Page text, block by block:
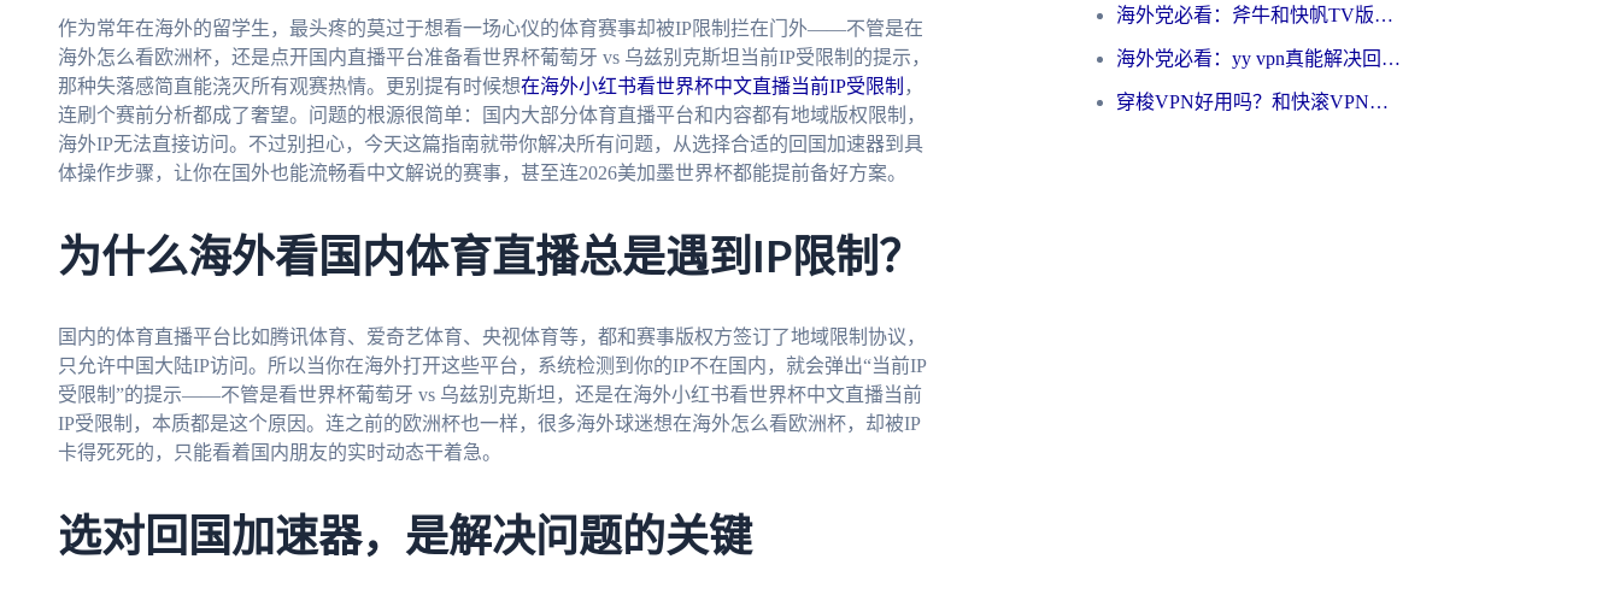
作为常年在海外的留学生，最头疼的莫过于想看一场心仪的体育赛事却被IP限制拦在门外——不管是在
海外怎么看欧洲杯，还是点开国内直播平台准备看世界杯葡萄牙 vs 乌兹别克斯坦当前IP受限制的提示，
那种失落感简直能浇灭所有观赛热情。更别提有时候想在海外小红书看世界杯中文直播当前IP受限制 ，
连刷个赛前分析都成了奢望。问题的根源很简单：国内大部分体育直播平台和内容都有地域版权限制，
海外IP无法直接访问。不过别担心，今天这篇指南就带你解决所有问题，从选择合适的回国加速器到具
体操作步骤，让你在国外也能流畅看中文解说的赛事，甚至连2026美加墨世界杯都能提前备好方案。
为什么海外看国内体育直播总是遇到IP限制？
国内的体育直播平台比如腾讯体育、爱奇艺体育、央视体育等，都和赛事版权方签订了地域限制协议，
只允许中国大陆IP访问。所以当你在海外打开这些平台，系统检测到你的IP不在国内，就会弹出“当前IP
受限制”的提示——不管是看世界杯葡萄牙 vs 乌兹别克斯坦，还是在海外小红书看世界杯中文直播当前
IP受限制，本质都是这个原因。连之前的欧洲杯也一样，很多海外球迷想在海外怎么看欧洲杯，却被IP
卡得死死的，只能看着国内朋友的实时动态干着急。
选对回国加速器，是解决问题的关键
海外党必看：斧牛和快帆TV版哪个好？3分钟选对回国加速器，无缝刷B站、追热剧
海外党必看：yy vpn真能解决回国访问难题？附云极initap测评+免费方案对比
穿梭VPN好用吗？和快滚VPN对比哪个回国效果更好？海外党选回国加速器必看指南